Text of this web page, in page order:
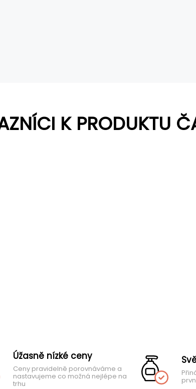
K PRODUKTU
Úžasně nízké ceny
Ceny pravidelně porovnáváme a
nastavujeme co možná nejlépe na
trhu